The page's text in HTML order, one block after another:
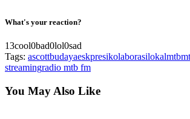
What's your reaction?
13cool0bad0lol0sad
Tags: ascottbudayaeskpresikolaborasilokalmtb
streamingradio mtb fm
You May Also Like